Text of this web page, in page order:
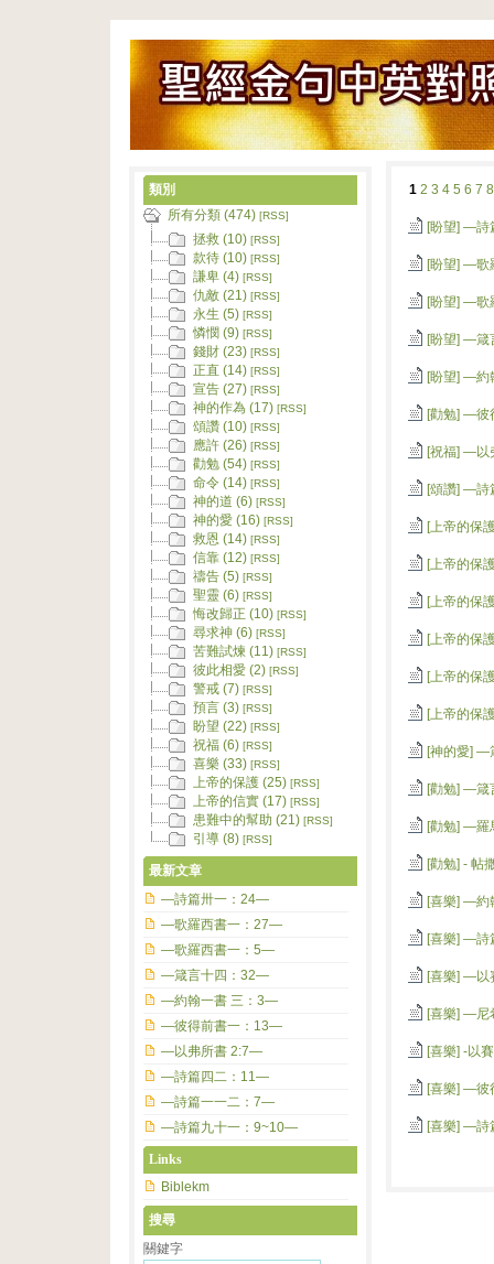
1 2 3 4 5 6 7 8
[盼望] —詩
[盼望] —歌
[盼望] —歌
[盼望] —箴
[盼望] —約
[勸勉] —彼
[祝福] —以
[頌讚] —詩
[上帝的保
[上帝的保
[上帝的保
[上帝的保
[上帝的保
[上帝的保
[神的愛] —
[勸勉] —箴
[勸勉] —羅
[勸勉] - 帖
[喜樂] —約
[喜樂] —詩
[喜樂] —以
[喜樂] —尼
[喜樂] -以
[喜樂] —彼
[喜樂] —詩
類別
所有分類 (474) [RSS]
拯救 (10) [RSS]
款待 (10) [RSS]
謙卑 (4) [RSS]
仇敵 (21) [RSS]
永生 (5) [RSS]
憐憫 (9) [RSS]
錢財 (23) [RSS]
正直 (14) [RSS]
宣告 (27) [RSS]
神的作為 (17) [RSS]
頌讚 (10) [RSS]
應許 (26) [RSS]
勸勉 (54) [RSS]
命令 (14) [RSS]
神的道 (6) [RSS]
神的愛 (16) [RSS]
救恩 (14) [RSS]
信靠 (12) [RSS]
禱告 (5) [RSS]
聖靈 (6) [RSS]
悔改歸正 (10) [RSS]
尋求神 (6) [RSS]
苦難試煉 (11) [RSS]
彼此相愛 (2) [RSS]
警戒 (7) [RSS]
預言 (3) [RSS]
盼望 (22) [RSS]
祝福 (6) [RSS]
喜樂 (33) [RSS]
上帝的保護 (25) [RSS]
上帝的信實 (17) [RSS]
患難中的幫助 (21) [RSS]
引導 (8) [RSS]
最新文章
—詩篇卅一：24—
—歌羅西書一：27—
—歌羅西書一：5—
—箴言十四：32—
—約翰一書 三：3—
—彼得前書一：13—
—以弗所書 2:7—
—詩篇四二：11—
—詩篇一一二：7—
—詩篇九十一：9~10—
Links
Biblekm
搜尋
關鍵字